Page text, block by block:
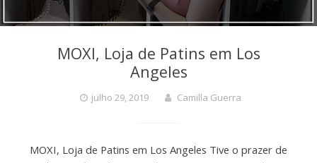
MOXI, Loja de Patins em Los
Angeles
julho 29, 2019 Camilla Guerra
MOXI, Loja de Patins em Los Angeles Tive o prazer de